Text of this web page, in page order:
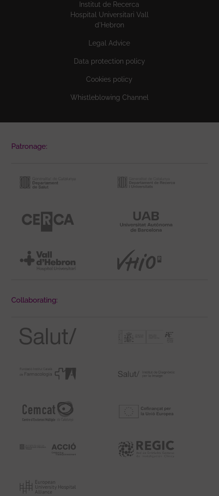
Institut de Recerca
Hospital Universitari Vall
d'Hebron
Legal Advice
Data protection policy
Cookies policy
Whistleblowing Channel
Patronage:
Collaborating: